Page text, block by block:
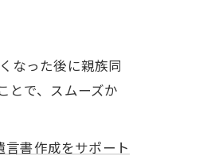
なった後に親族同
とで、スムーズか
言書作成をサポート